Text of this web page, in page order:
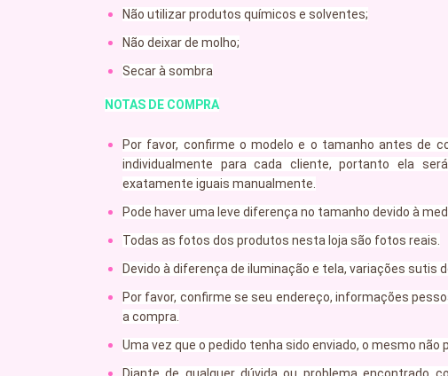
Não utilizar produtos químicos e solventes;
Não deixar de molho;
Secar à sombra
NOTAS DE COMPRA
Por favor, confirme o modelo e o tamanho antes de
individualmente para cada cliente, portanto ela
exatamente iguais manualmente.
Pode haver uma leve diferença no tamanho devido à
Todas as fotos dos produtos nesta loja são fotos reais.
Devido à diferença de iluminação e tela, variações sutis
Por favor, confirme se seu endereço, informações
a compra.
Uma vez que o pedido tenha sido enviado, o mesmo não
Diante de qualquer dúvida ou problema encontrado